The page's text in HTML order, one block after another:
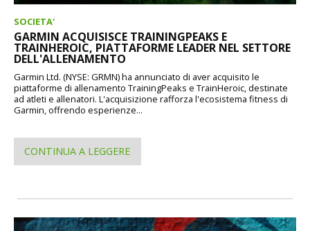
SOCIETA'
GARMIN ACQUISISCE TRAININGPEAKS E
TRAINHEROIC, PIATTAFORME LEADER NEL SETTORE
DELL'ALLENAMENTO
Garmin Ltd. (NYSE: GRMN) ha annunciato di aver acquisito le
piattaforme di allenamento TrainingPeaks e TrainHeroic, destinate
ad atleti e allenatori. L'acquisizione rafforza l'ecosistema fitness di
Garmin, offrendo esperienze...
CONTINUA A LEGGERE